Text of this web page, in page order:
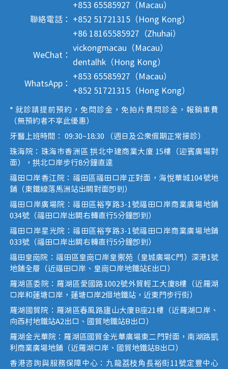
聯絡電話：
+853 65585927（Macau）
+852 51721315（Hong Kong）
+86 18165585927（Zhuhai）
WeChat：
vickongmacau（Macau）
dentalhk（Hong Kong）
WhatsApp：
+853 65585927（Macau）
+852 51721315（Hong Kong）
* 就診請提前預約，免問診金，免拍片費問診金，報銷車費
（無預約者不享此優惠）
牙醫上班時間： 09:30~18:30 （週日及公眾假期正常接診）
珠海院：珠海市香洲區 拱北中建商業大廈 15樓（迎賓廣場對
面），拱北口岸步行8分鐘直達
福田口岸香江院：福田區福田口岸正對面，海悅華城104號地
鋪（東鐵線落馬洲站出關對面即到）
福田口岸廣場院：福田區裕亨路3-1號福田口岸商業廣場地鋪
034號（福田口岸出關右轉直行5分鐘即到）
福田口岸星光院：福田區裕亨路3-1號福田口岸商業廣場地鋪
033號（福田口岸出關右轉直行5分鐘即到）
福田皇崗院：福田區皇崗口岸皇禦苑（皇城廣場C門）深港1號
地鋪全層（近福田口岸、皇崗口岸地鐵站E出口）
羅湖區委院：羅湖區愛國路1002號外貿輕工大廈8樓（近羅湖
口岸和蓮塘口岸，蓮塘口岸2個地鐵站，近東門步行街）
羅湖國貿院：羅湖區春風路廬山大廈B座21樓（近羅湖口岸、
向西村地鐵站A2出口、國貿地鐵站B出口）
羅湖金光華院：羅湖區國貿金光華廣場東二門對面，南湖路凱
利商業廣場地鋪（近羅湖口岸、國貿地鐵站B出口）
香港咨詢與服務保障中心：九龍荔枝角長裕街11號定豐中心